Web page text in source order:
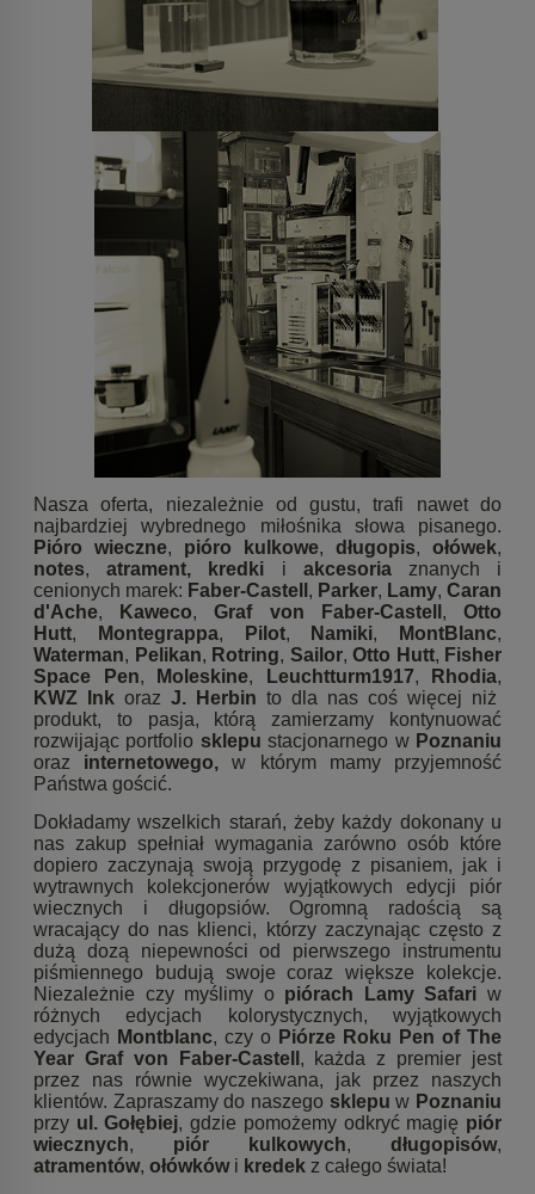
Nasza oferta, niezależnie od gustu, trafi nawet do
najbardziej wybrednego miłośnika słowa pisanego.
Pióro wieczne, pióro kulkowe, długopis, ołówek,
notes,atrament, kredki i akcesoriaznanych i
cenionych marek: Faber-Castell , Parker, Lamy, Caran
d'Ache, Kaweco,Graf von Faber-Castell ,Otto
Hutt, Montegrappa, Pilot, Namiki, MontBlanc,
Waterman, Pelikan, Rotring, Sailor, Otto Hutt, Fisher
Space Pen, Moleskine, Leuchtturm1917, Rhodia,
KWZ Ink oraz J. Herbin to dla nas coś więcej niż
produkt, to pasja, którą zamierzamy kontynuować
rozwijając portfolio sklepu stacjonarnego w Poznaniu
oraz internetowego, w którym mamy przyjemność
Państwa gościć.
Dokładamy wszelkich starań, żeby każdy dokonany u
nas zakup spełniał wymagania zarówno osób które
dopiero zaczynają swoją przygodę z pisaniem, jak i
wytrawnych kolekcjonerów wyjątkowych edycji piór
wiecznych i długopsiów. Ogromną radością są
wracający do nas klienci, którzy zaczynając często z
dużą dozą niepewności od pierwszego instrumentu
piśmiennego budują swoje coraz większe kolekcje.
Niezależnie czy myślimy o piórach Lamy Safari w
różnych edycjach kolorystycznych, wyjątkowych
edycjach Montblanc, czy o Piórze Roku Pen of The
Year Graf von Faber-Castell , każda z premier jest
przez nas równie wyczekiwana, jak przez naszych
klientów. Zapraszamy do naszego sklepu w Poznaniu
przy ul. Gołębiej, gdzie pomożemy odkryć magię piór
wiecznych, piór kulkowych, długopisów,
atramentów, ołówków i kredek z całego świata!